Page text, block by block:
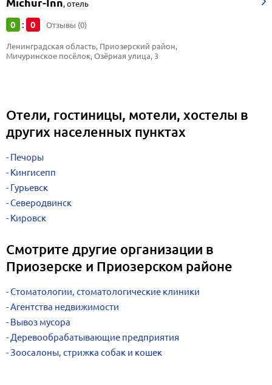
Michur-Inn,отель
0 : 0 Отзывы (0)
Ленинградская область, Приозерский район,
Мичуринское посёлок, Озёрная улица, 3
Отели, гостиницы, мотели, хостелы в
других населенных пунктах
Печоры
Кингисепп
Гурьевск
Северодвинск
Кировск
Смотрите другие организации в
Приозерске и Приозерском районе
Стоматологии, стоматологические клиники
Агентства недвижимости
Вывоз мусора
Деревообрабатывающие предприятия
Зоосалоны, стрижка собак и кошек